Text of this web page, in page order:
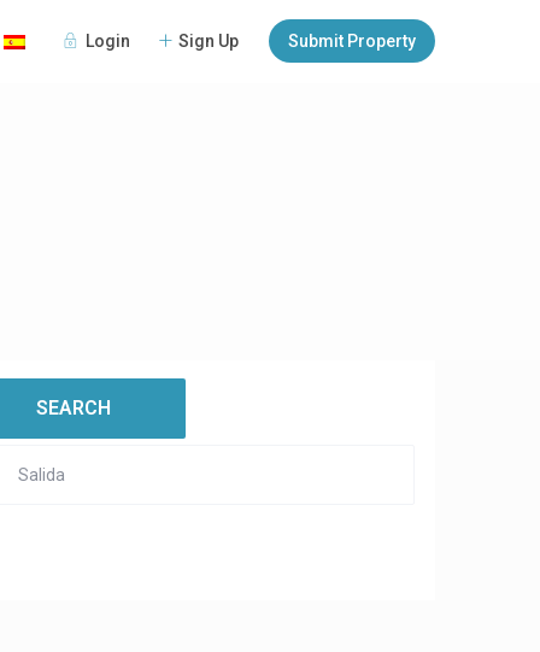
Login Sign Up Submit Property